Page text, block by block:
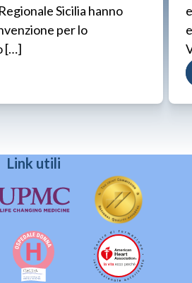
Sicilia hanno
per lo
[…]
Link utili